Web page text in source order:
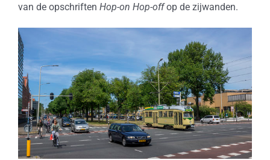
van de opschriften Hop-on Hop-offop de zijwanden.